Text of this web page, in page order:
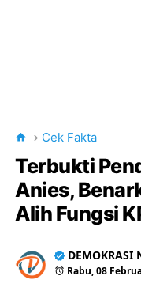
Cek Fakta
Terbukti
Anies,
Alih Fungsi
DEMOKRASI
Rabu, 08